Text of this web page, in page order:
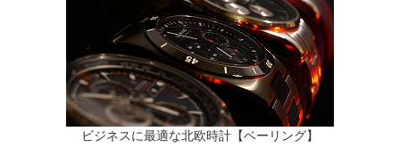
ビジネスに最適な北欧時計【ベーリング】